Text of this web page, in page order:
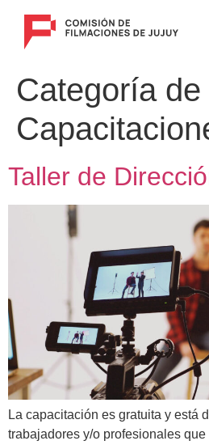
Categoría de
Taller de
La capacitación es gratuita y está
trabajadores y/o profesionales